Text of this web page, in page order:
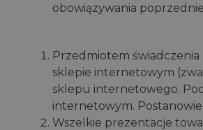
obowiązywania
Przedmiotem
sklepie internetowym
sklepu internetowego.
internetowym.
Wszelkie prezentacje